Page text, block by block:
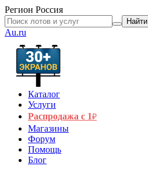
Регион Россия
Найти
Au.ru
Каталог
Услуги
Распродажа с 1₽
Магазины
Форум
Помощь
Блог